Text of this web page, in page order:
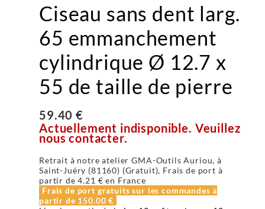
Ciseau sans dent larg.
65 emmanchement
cylindrique Ø 12.7 x
55 de taille de pierre
59.40 €
Actuellement indisponible. Veuillez
nous contacter.
Retrait à notre atelier GMA-Outils Auriou, à
Saint-Juéry (81160) (Gratuit), Frais de port à
partir de4.21 € en France
Frais de port gratuits sur les commandes à
partir de 150.00 €